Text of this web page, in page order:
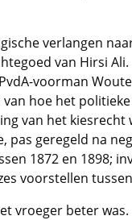
verlangen
van Hirsi
voorman
hoe het
van het kiesrecht
pas geregeld na
1872 en 1898;
voorstellen
vroeger beter